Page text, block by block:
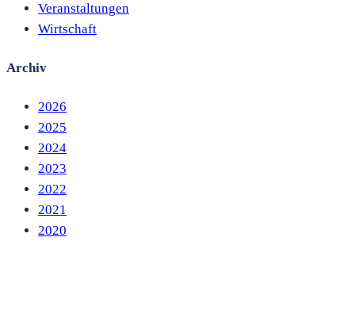
Veranstaltungen
Wirtschaft
Archiv
2026
2025
2024
2023
2022
2021
2020